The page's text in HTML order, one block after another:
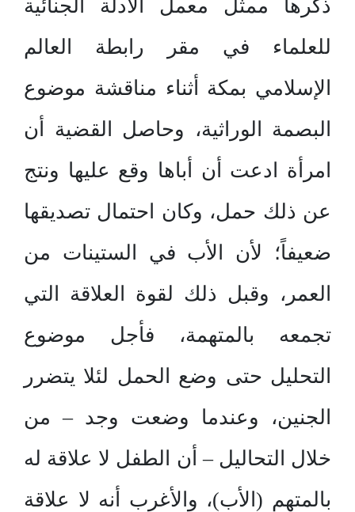
ذكرها ممثل معمل الأدلة الجنائية
للعلماء في مقر رابطة العالم
الإسلامي بمكة أثناء مناقشة موضوع
البصمة الوراثية، وحاصل القضية أن
امرأة ادعت أن أباها وقع عليها ونتج
عن ذلك حمل، وكان احتمال تصديقها
ضعيفاً؛ لأن الأب في الستينات من
العمر، وقبل ذلك لقوة العلاقة التي
تجمعه بالمتهمة، فأجل موضوع
التحليل حتى وضع الحمل لئلا يتضرر
الجنين، وعندما وضعت وجد – من
خلال التحاليل – أن الطفل لا علاقة له
بالمتهم (الأب)، والأغرب أنه لا علاقة